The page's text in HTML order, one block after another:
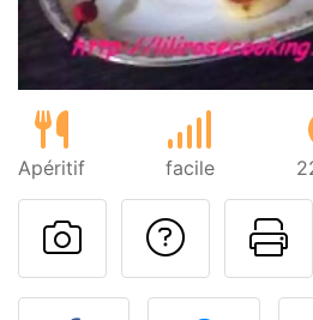
Apéritif facile
Publier votre